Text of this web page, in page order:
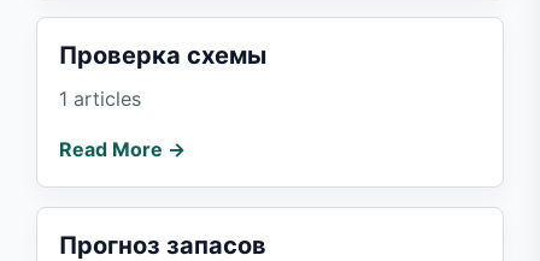
Проверка схемы
1 articles
Read More →
Прогноз запасов